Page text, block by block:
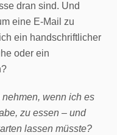
dran sind. Und
eine E-Mail zu
ein handschriftlicher
oder ein
wenn ich es
zu essen – und
lassen müsste?